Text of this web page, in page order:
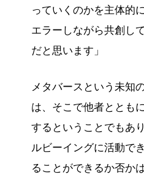
っていくのかを主体的
エラーしながら共創し
だと思います」
メタバースという未知
は、そこで他者ととも
するということでもあ
ルビーイングに活動で
ることができるか否か